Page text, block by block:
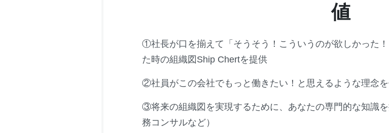
値
①社長が口を揃えて「そうそう！こういうのが欲しかった
た時の組織図Ship Chertを提供
②社員がこの会社でもっと働きたい！と思えるような理念を
③将来の組織図を実現するために、あなたの専門的な知識
務コンサルなど）